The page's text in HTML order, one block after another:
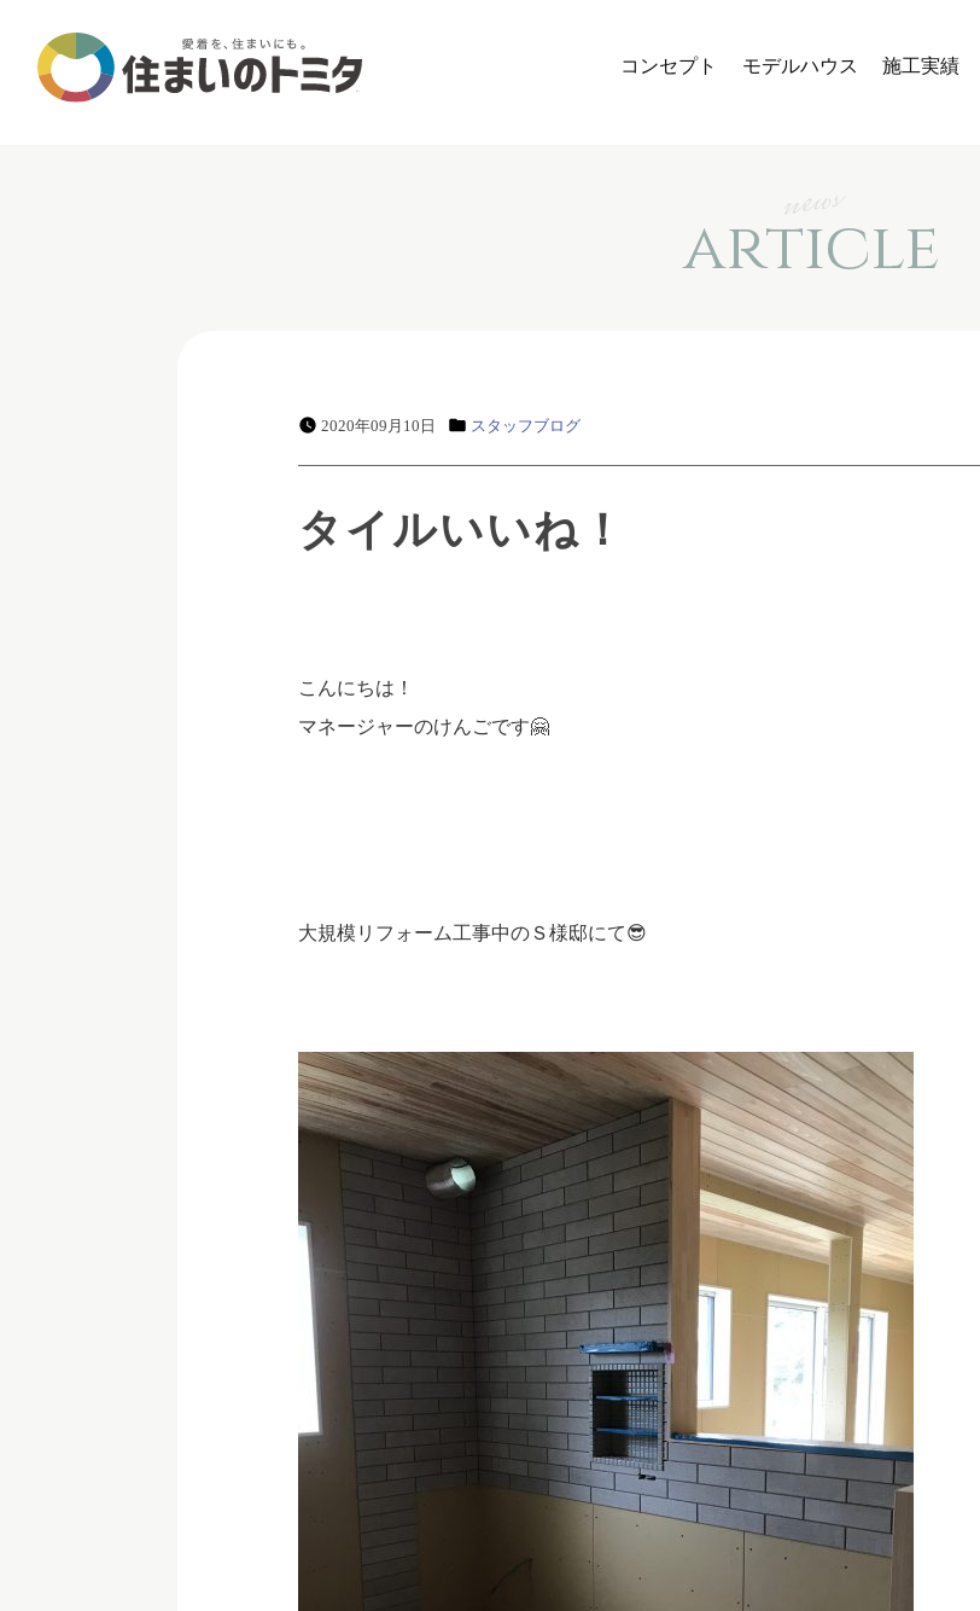
コンセプト モデルハウス 施工実績
article
2020年09月10日 スタッフブログ
タイルいいね！
こんにちは！
マネージャーのけんごです🤗
大規模リフォーム工事中のＳ様邸にて😎